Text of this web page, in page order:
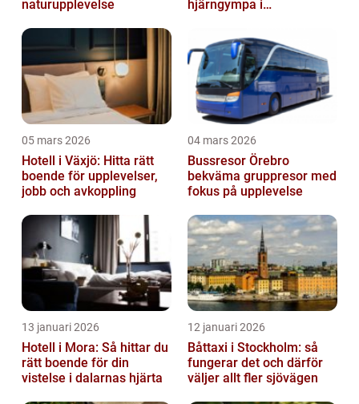
naturupplevelse
hjärngympa i
05 mars 2026
Hotell i Växjö: Hitta rätt
boende för upplevelser,
jobb och avkoppling
04 mars 2026
Bussresor Örebro
bekväma gruppresor med
fokus på upplevelse
13 januari 2026
Hotell i Mora: Så hittar du
rätt boende för din
vistelse i dalarnas hjärta
12 januari 2026
Båttaxi i Stockholm: så
fungerar det och därför
väljer allt fler sjövägen